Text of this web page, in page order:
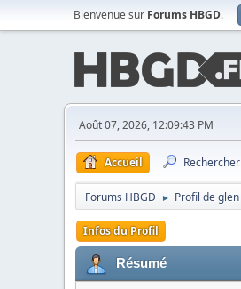
Bienvenue sur Forums HBGD.
Août 07, 2026, 12:09:43 PM
Accueil Rechercher
Forums HBGD ► Profil de glen
Infos du Profil
Résumé